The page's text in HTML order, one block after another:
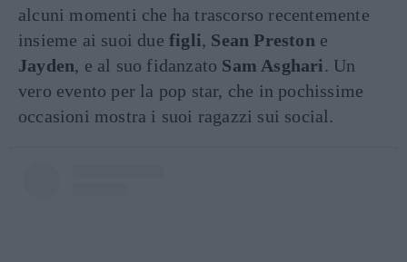
alcuni momenti che ha trascorso recentemente
insieme ai suoi due figli, Sean Preston e
Jayden, e al suo fidanzato Sam Asghari. Un
vero evento per la pop star, che in pochissime
occasioni mostra i suoi ragazzi sui social.